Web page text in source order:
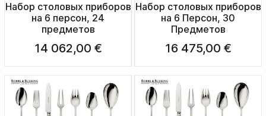
Набор столовых приборов
на 6 персон, 24
предметов
14 062,00 €
Набор столовых приборов
на 6 Персон, 30
Предметов
16 475,00 €